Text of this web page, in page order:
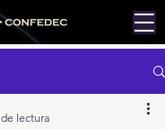
lectura